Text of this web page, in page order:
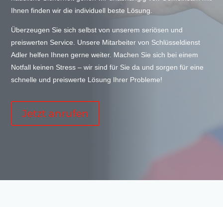
Ihnen finden wir die individuell beste Lösung.
Überzeugen Sie sich selbst von unserem seriösen und
preiswerten Service. Unsere Mitarbeiter von Schlüsseldienst
Adler helfen Ihnen gerne weiter. Machen Sie sich bei einem
Notfall keinen Stress – wir sind für Sie da und sorgen für eine
schnelle und preiswerte Lösung Ihrer Probleme!
Jetzt anrufen